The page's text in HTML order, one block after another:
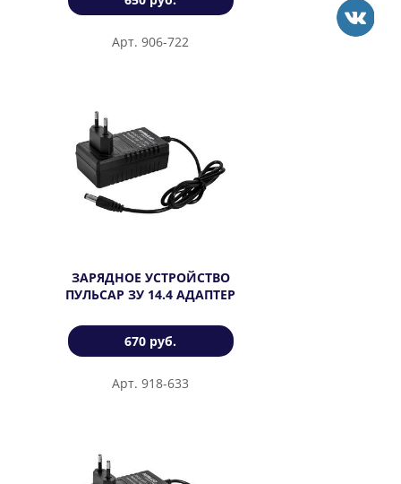
Арт. 906-722
ЗАРЯДНОЕ УСТРОЙСТВО
ПУЛЬСАР ЗУ 14.4 АДАПТЕР
670 руб.
Арт. 918-633